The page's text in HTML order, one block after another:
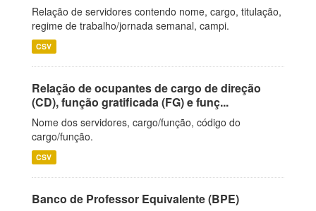
Relação de servidores contendo nome, cargo, titulação,
regime de trabalho/jornada semanal, campi.
CSV
Relação de ocupantes de cargo de direção
(CD), função gratificada (FG) e funç...
Nome dos servidores, cargo/função, código do
cargo/função.
CSV
Banco de Professor Equivalente (BPE)